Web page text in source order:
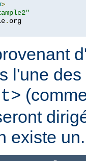
>
.
l'une
existe un.